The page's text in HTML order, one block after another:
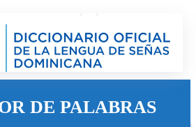
DE PALABRAS